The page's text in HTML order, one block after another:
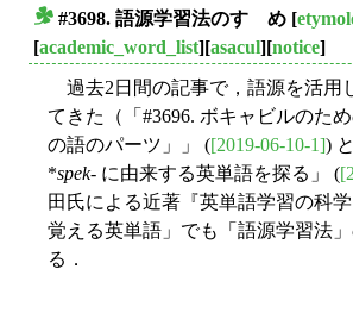
#3698. 語源学習法のすゝめ [
[academic_word_list][asacul][notice]
過去2日間の記事で，語源を活用
てきた（「#3696. ボキャビルのた
の語のパーツ」」 ([2019-06-10-1])
*spek- に由来する英単語を探る」 (
田氏による近著『英単語学習の科
覚える英単語」でも「語源学習法
る．